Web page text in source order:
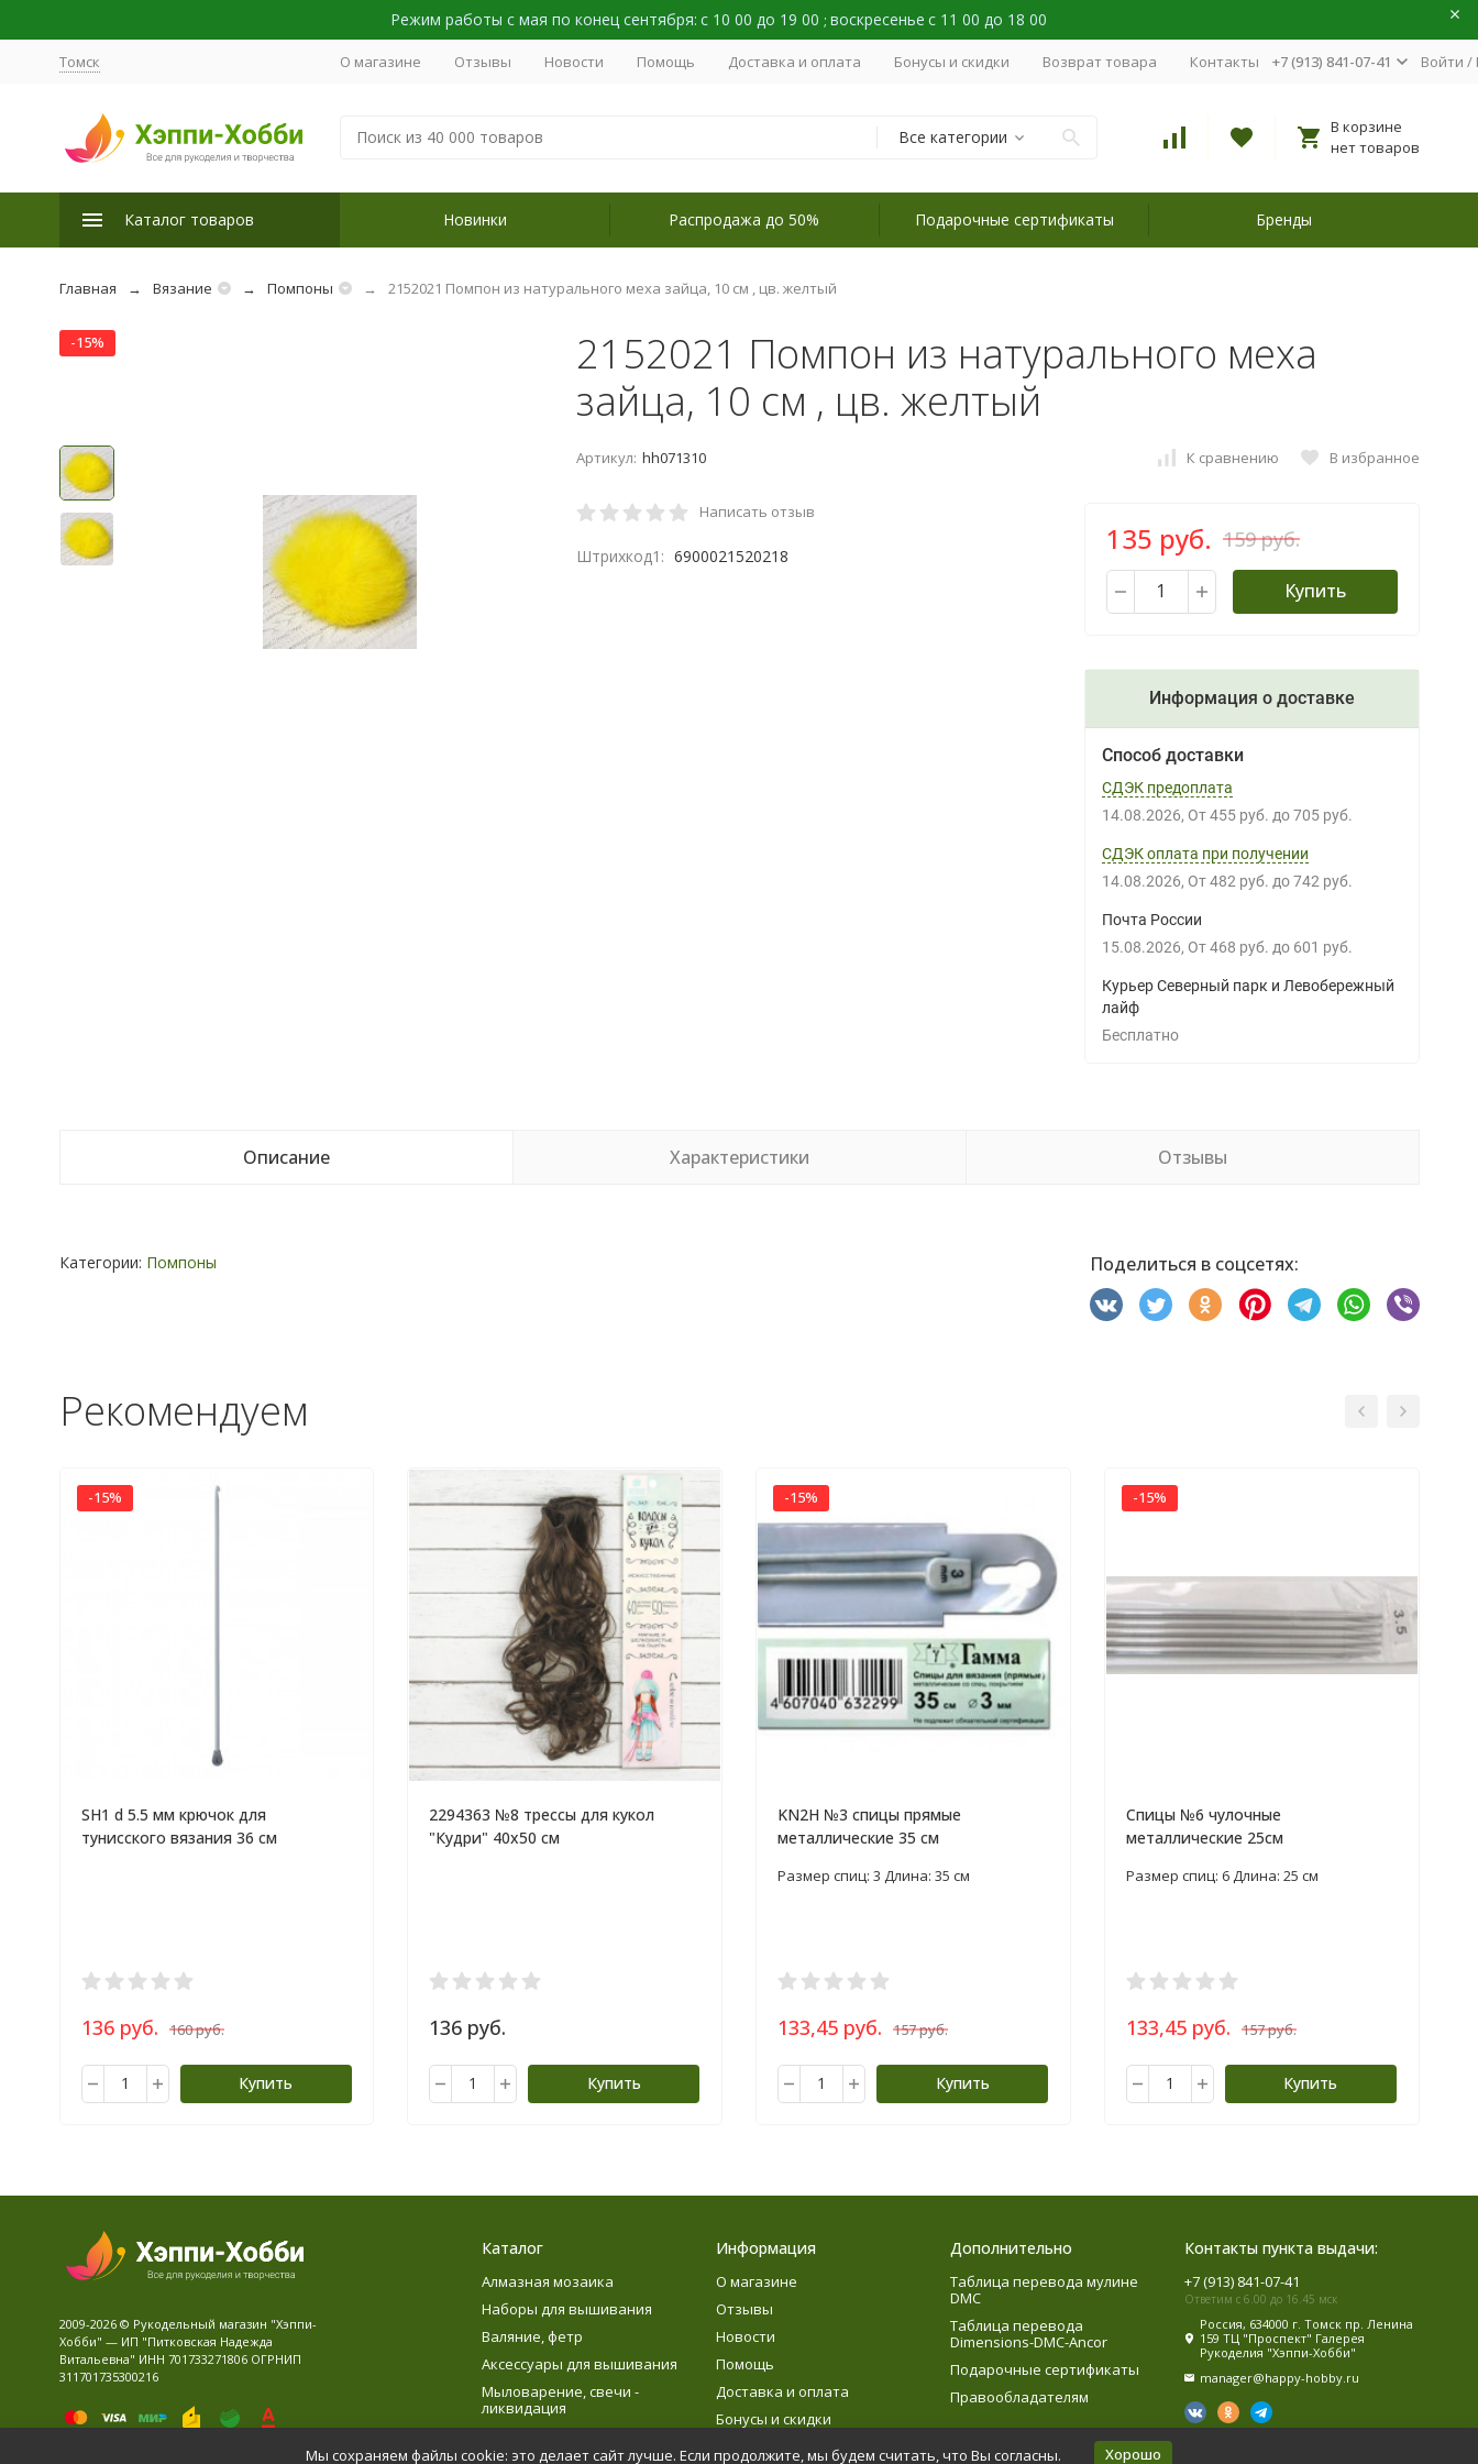
Режим работы с мая по конец сентября: с 10 00 до 19 00 ; воскресенье с 11 00 до 18 00
Томск О магазине Отзывы Новости Помощь Доставка и оплата Бонусы и скидки Возврат товара Контакты +7 (913) 841-07-41 Войти /
Все категории
В корзине
нет товаров
Каталог товаров Новинки Распродажа до 50% Подарочные сертификаты Бренды
Главная Вязание Помпоны 2152021 Помпон из натурального меха зайца, 10 см , цв. желтый
-15%
2152021 Помпон из натурального меха
зайца, 10 см , цв. желтый
Артикул: hh071310 К сравнению В избранное
Написать отзыв
Штрихкод1: 6900021520218 135 руб. 159 руб.
Купить
Информация о доставке
Способ доставки
СДЭК предоплата
14.08.2026 От 455 руб. до 705 руб.
СДЭК оплата при получении
14.08.2026 От 482 руб. до 742 руб.
Почта России
15.08.2026 От 468 руб. до 601 руб.
Курьер Северный парк и Левобережный
лайф
Бесплатно
Описание Характеристики Отзывы
Категории: Помпоны Поделиться в соцсетях:
Рекомендуем
-15%
SH1 d 5.5 мм крючок для
тунисского вязания 36 см
136 руб. 160 руб.
Купить
2294363 №8 трессы для кукол
"Кудри" 40х50 см
136 руб.
Купить
-15%
KN2H №3 спицы прямые
металлические 35 см
Размер спиц: 3 Длина: 35 см
133,45 руб. 157 руб.
Купить
-15%
Спицы №6 чулочные
металлические 25см
Размер спиц: 6 Длина: 25 см
133,45 руб. 157 руб.
Купить
2009-2026 © Рукодельный магазин "Хэппи-
Хобби" — ИП "Питковская Надежда
Витальевна" ИНН 701733271806 ОГРНИП
311701735300216
Каталог
Алмазная мозаика
Наборы для вышивания
Валяние, фетр
Аксессуары для вышивания
Мыловарение, свечи -
ликвидация
Информация
О магазине
Отзывы
Новости
Помощь
Доставка и оплата
Бонусы и скидки
Дополнительно
Таблица перевода мулине
DMC
Таблица перевода
Dimensions-DMC-Ancor
Подарочные сертификаты
Правообладателям
Контакты пункта выдачи:
+7 (913) 841-07-41
Ответим с 6.00 до 16.45 мск
Россия, 634000 г. Томск пр. Ленина
159 ТЦ "Проспект" Галерея
Рукоделия "Хэппи-Хобби"
manager@happy-hobby.ru
Мы сохраняем файлы cookie: это делает сайт лучше. Если продолжите, мы будем считать, что Вы согласны. Хорошо